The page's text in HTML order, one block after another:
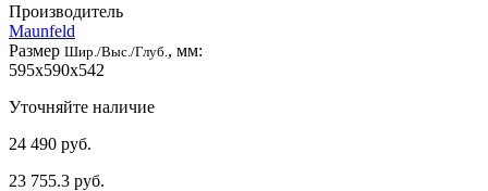
Производитель
Maunfeld
Размер Шир./Выс./Глуб. , мм:
595x590x542
Уточняйте наличие
24 490 руб.
23 755.3 руб.